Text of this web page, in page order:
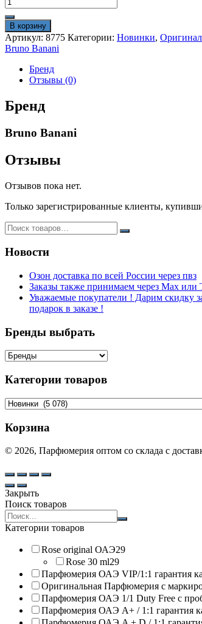
товара
Bruno
Banani
Man's
Best
Оригинал
В корзину
Артикул: 8775 Категории: Новинки,
Bruno Banani
Бренд
Отзывы (0)
Бренд
Bruno Banani
Отзывы
Отзывов пока нет.
Только зарегистрированные клиенты,
Новости
Озон доставка по всей России через пвз
Заказы также принимаем через Max или
Уважаемые покупатели ! Дарим скидку
подарок в заказе !
Бренды выбрать
Категории товаров
Корзина
© 2026, Парфюмерия оптом со склада с
Закрыть
Поиск товаров
Search
products:
Категории товаров
Rose original ОАЭ29
Rose 30 ml29
Парфюмерия ОАЭ VIP/1:1 гарантия
Оригинальная Парфюмерия с
Парфюмерия ОАЭ 1/1 Duty Free с
Парфюмерия ОАЭ A+ / 1:1 гарантия